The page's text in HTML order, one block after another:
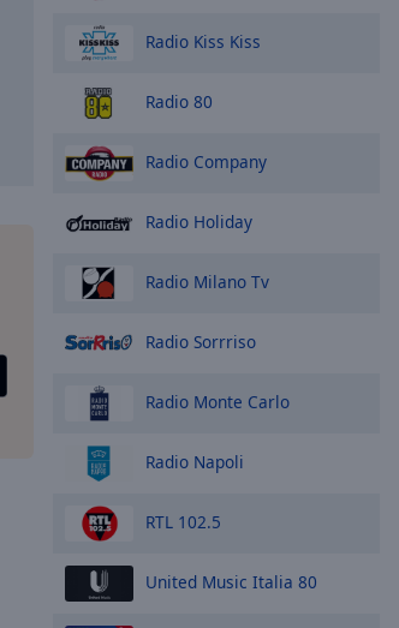
Radio Kiss Kiss
Radio 80
Radio Company
Radio Holiday
Radio Milano Tv
Radio Sorrriso
Radio Monte Carlo
Radio Napoli
RTL 102.5
United Music Italia 80